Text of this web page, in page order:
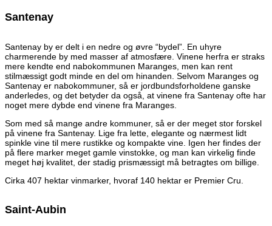
Santenay
Santenay by er delt i en nedre og øvre “bydel”. En uhyre
charmerende by med masser af atmosfære. Vinene herfra er straks
mere kendte end nabokommunen Maranges, men kan rent
stilmæssigt godt minde en del om hinanden. Selvom Maranges og
Santenay er nabokommuner, så er jordbundsforholdene ganske
anderledes, og det betyder da også, at vinene fra Santenay ofte har
noget mere dybde end vinene fra Maranges.
Som med så mange andre kommuner, så er der meget stor forskel
på vinene fra Santenay. Lige fra lette, elegante og nærmest lidt
spinkle vine til mere rustikke og kompakte vine. Igen her findes der
på flere marker meget gamle vinstokke, og man kan virkelig finde
meget høj kvalitet, der stadig prismæssigt må betragtes om billige.
Cirka 407 hektar vinmarker, hvoraf 140 hektar er Premier Cru.
Saint-Aubin